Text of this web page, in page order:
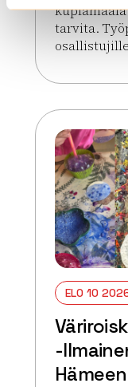
tarvita.
Lue lisää
ELO 10
-